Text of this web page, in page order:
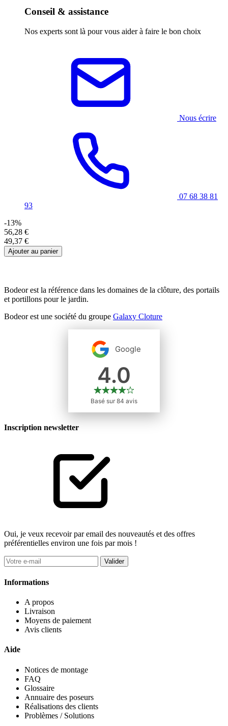
Conseil & assistance
Nos experts sont là pour vous aider à faire le bon choix
Nous écrire
07 68 38 81
93
-13%
56,28 €
49,37 €
Ajouter au panier
Bodeor est la référence dans les domaines de la clôture, des portails
et portillons pour le jardin.
Bodeor est une société du groupe Galaxy Cloture
Inscription newsletter
Oui, je veux recevoir par email des nouveautés et des offres
préférentielles environ une fois par mois !
Valider
Informations
A propos
Livraison
Moyens de paiement
Avis clients
Aide
Notices de montage
FAQ
Glossaire
Annuaire des poseurs
Réalisations des clients
Problèmes / Solutions